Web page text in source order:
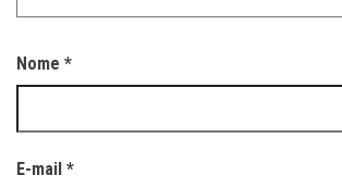
Nome *
E-mail *